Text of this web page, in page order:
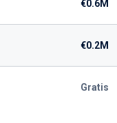
€0.6M
€0.2M
Gratis